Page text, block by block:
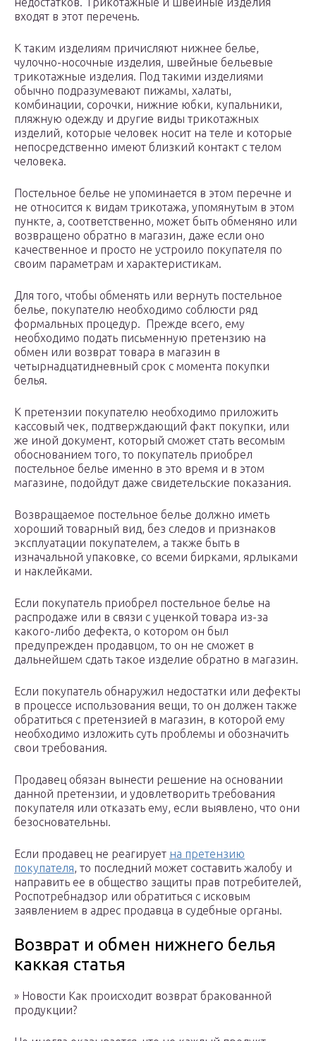
входят в этот перечень.
К таким изделиям причисляют нижнее белье,
чулочно-носочные изделия, швейные бельевые
трикотажные изделия. Под такими изделиями
обычно подразумевают пижамы, халаты,
комбинации, сорочки, нижние юбки, купальники,
пляжную одежду и другие виды трикотажных
изделий, которые человек носит на теле и которые
непосредственно имеют близкий контакт с телом
человека.
Постельное белье не упоминается в этом перечне и
не относится к видам трикотажа, упомянутым в этом
пункте, а, соответственно, может быть обменяно или
возвращено обратно в магазин, даже если оно
качественное и просто не устроило покупателя по
своим параметрам и характеристикам.
Для того, чтобы обменять или вернуть постельное
белье, покупателю необходимо соблюсти ряд
формальных процедур. Прежде всего, ему
необходимо подать письменную претензию на
обмен или возврат товара в магазин в
четырнадцатидневный срок с момента покупки
белья.
К претензии покупателю необходимо приложить
кассовый чек, подтверждающий факт покупки, или
же иной документ, который сможет стать весомым
обоснованием того, то покупатель приобрел
постельное белье именно в это время и в этом
магазине, подойдут даже свидетельские показания.
Возвращаемое постельное белье должно иметь
хороший товарный вид, без следов и признаков
эксплуатации покупателем, а также быть в
изначальной упаковке, со всеми бирками, ярлыками
и наклейками.
Если покупатель приобрел постельное белье на
распродаже или в связи с уценкой товара из-за
какого-либо дефекта, о котором он был
предупрежден продавцом, то он не сможет в
дальнейшем сдать такое изделие обратно в магазин.
Если покупатель обнаружил недостатки или дефекты
в процессе использования вещи, то он должен также
обратиться с претензией в магазин, в которой ему
необходимо изложить суть проблемы и обозначить
свои требования.
Продавец обязан вынести решение на основании
данной претензии, и удовлетворить требования
покупателя или отказать ему, если выявлено, что они
безосновательны.
Если продавец не реагирует на претензию
покупателя, то последний может составить жалобу и
направить ее в общество защиты прав потребителей,
Роспотребнадзор или обратиться с исковым
заявлением в адрес продавца в судебные органы.
Возврат и обмен нижнего белья
каккая статья
» Новости Как происходит возврат бракованной
продукции?